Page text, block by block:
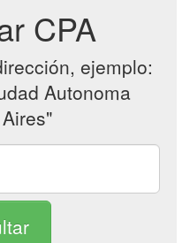
CPA
ejemplo:
Autonoma